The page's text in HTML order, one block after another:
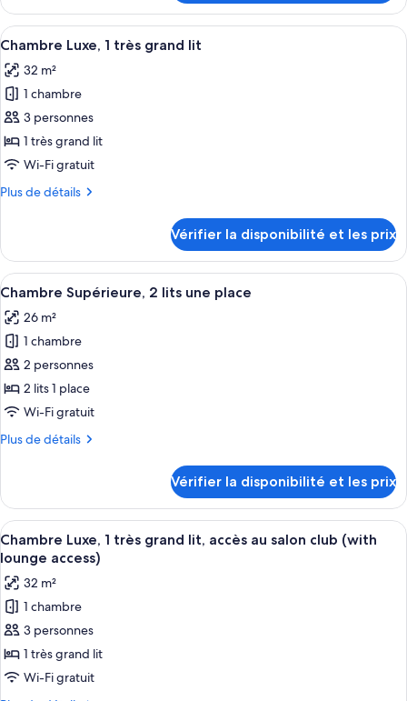
chambre
(Prestige
-
with
lounge
access)
le
type
de
Suite
Club,
chambre
(Prestige
with
lounge
Afficher
toutes
les
photos
pour
ce
type
chambre :
très
grand
lit
Une chambre d’hôtel avec un grand
7
Chambre Luxe, 1 très grand lit
32 m²
1 chambre
3 personnes
1 très grand lit
Wi-Fi gratuit
Plus de détails
Plus
le
type
de
Chambre
Luxe,
très
grand
lit
Vérifier la disponibilité et les prix
Afficher
toutes
les
photos
pour
ce
type
chambre :
2
lits
une
place
Draps en coton égyptien, literie de
6
Chambre Supérieure, 2 lits une place
26 m²
1 chambre
2 personnes
2 lits 1 place
Wi-Fi gratuit
Plus de détails
Plus
le
type
de
chambre
Chambre
Supérieure,
2
lits
une
place
Vérifier la disponibilité et les prix
Afficher
toutes
les
photos
pour
ce
type
de
Une chambre d’hôtel avec un grand
8
Chambre Luxe, 1 très grand lit, accès au salon club (with
lounge access)
32 m²
1 chambre
3 personnes
1 très grand lit
Wi-Fi gratuit